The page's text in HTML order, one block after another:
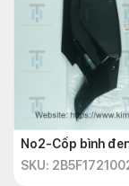
No2-Cốp bình
SKU: